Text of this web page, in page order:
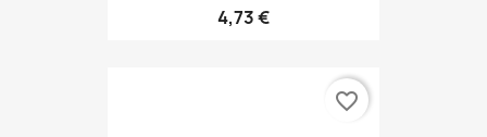
4,73 €
favorite_border